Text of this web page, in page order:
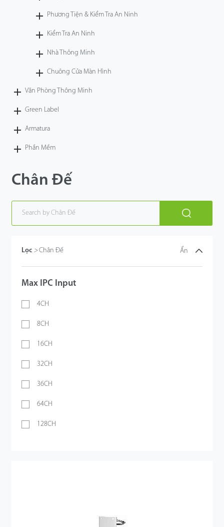
Phương Tiện & Kiểm Tra An Ninh
Kiểm Tra An Ninh
Nhà Thông Minh
Chuông Cửa Màn Hình
Văn Phòng Thông Minh
Green Label
Armatura
Phần Mềm
Chân Đế
Lọc > Chân Đế Ẩn
Max IPC Input
4CH
8CH
16CH
32CH
36CH
64CH
128CH